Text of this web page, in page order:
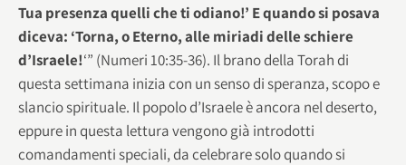
Tua presenza quelli che ti odiano!’ E quando si posava
diceva: ‘Torna, o Eterno, alle miriadi delle schiere
d’Israele!‘” (Numeri 10:35-36). Il brano della Torah di
questa settimana inizia con un senso di speranza, scopo e
slancio spirituale. Il popolo d’Israele è ancora nel deserto,
eppure in questa lettura vengono già introdotti
comandamenti speciali, da celebrare solo quando si